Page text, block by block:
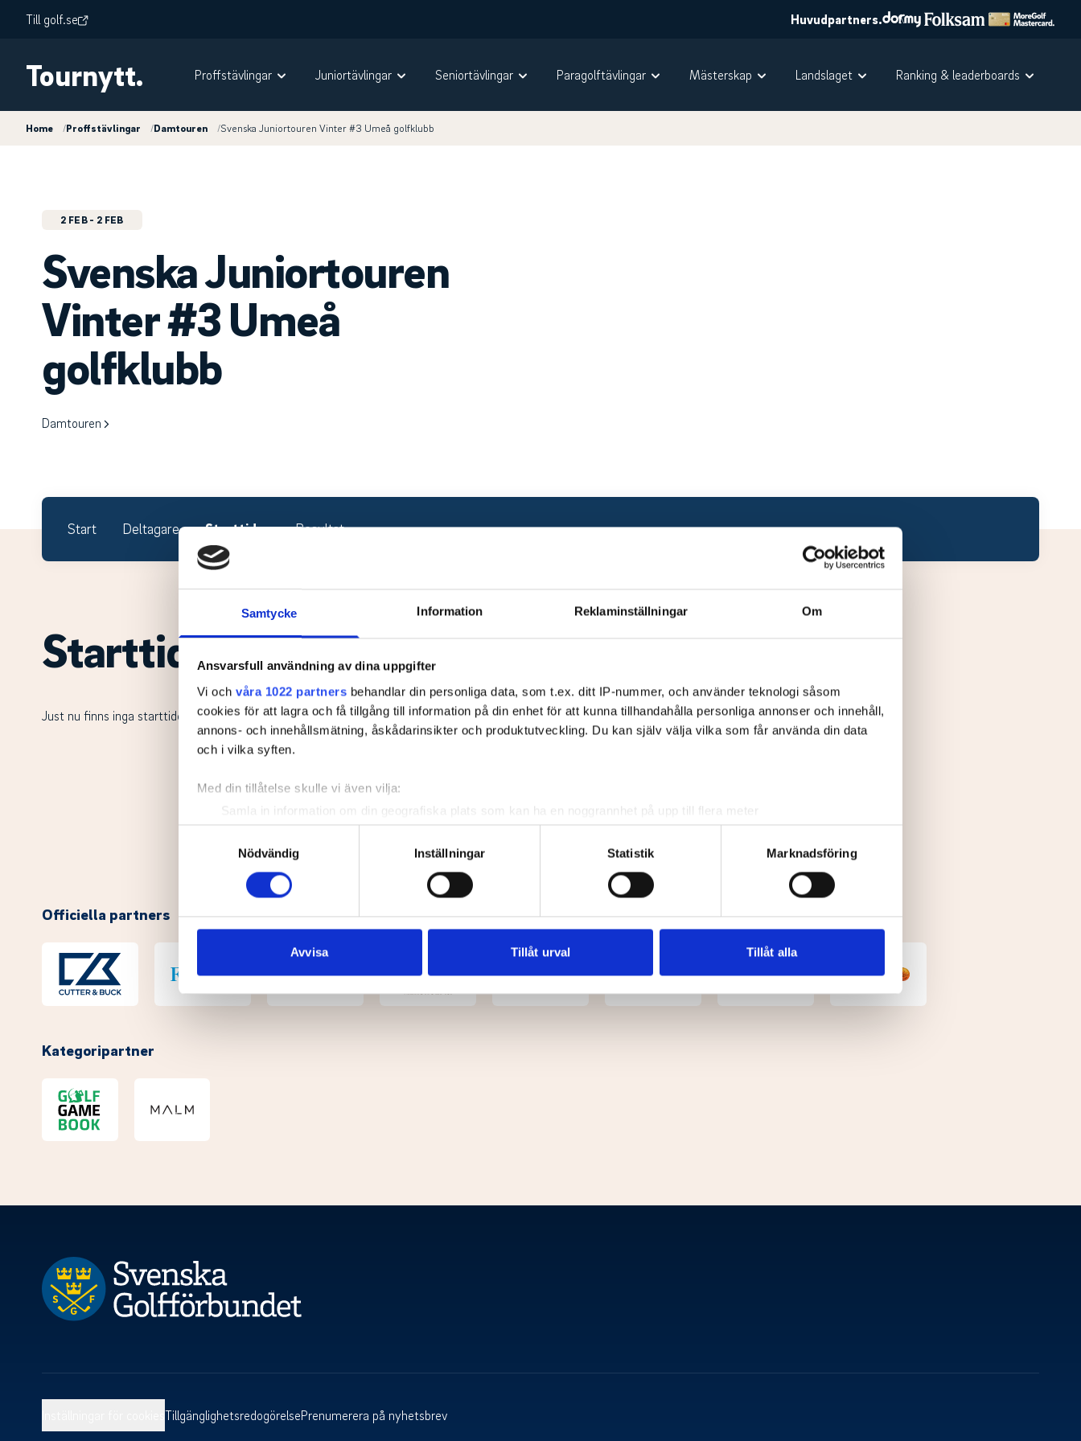
Samtycke Information Reklaminställningar Om
Ansvarsfull användning av dina uppgifter
Vi och våra 1022 partners behandlar din personliga data, som t.ex. ditt IP-nummer, och använder teknologi såsom
cookies för att lagra och få tillgång till information på din enhet för att kunna tillhandahålla personliga annonser och innehåll,
annons- och innehållsmätning, åskådarinsikter och produktutveckling. Du kan själv välja vilka som får använda din data
och i vilka syften.
Med din tillåtelse skulle vi även vilja:
Samla in information om din geografiska plats som kan ha en noggrannhet på upp till flera meter
Identifiera din enhet genom att aktivt skanna den för specifika kännetecken (fingeravtryck)
Ta reda på mer om hur dina personliga uppgifter behandlas och ställ in dina preferenser i
detaljsektionen. Du kan ändra
eller dra tillbaka ditt samtycke när som helst från cookie-förklaringen.
sociala medier och analysera vår trafik. Vi vidarebefordrar även sådana identifierare och annan information från din enhet
till de sociala medier och annons- och analysföretag som vi samarbetar med. Dessa kan i sin tur kombinera informationen
Nödvändig
Inställningar Statistik Marknadsföring
Avvisa Tillåt urval Tillåt alla
Till golf.se Huvudpartners.
Tournytt. Proffstävlingar Juniortävlingar Seniortävlingar Paragolftävlingar Mästerskap Landslaget Ranking & leaderboards
Home /Proffstävlingar /Damtouren /Svenska Juniortouren Vinter #3 Umeå golfklubb
2 FEB- 2 FEB
Svenska Juniortouren
Vinter #3 Umeå
golfklubb
Damtouren
Start Deltagare Starttider Resultat
Starttider.
Just nu finns inga starttider.
Officiella partners
Kategoripartner
TillgänglighetsredogörelsePrenumerera på nyhetsbrev